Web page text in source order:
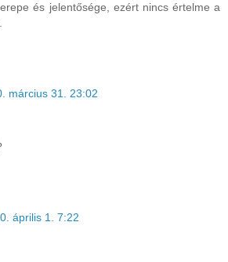
és jelentősége, ezért nincs értelme a
március 31. 23:02
április 1. 7:22